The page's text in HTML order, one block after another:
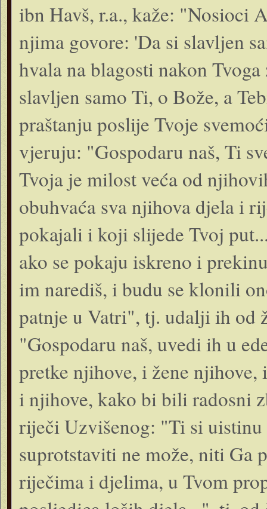
ibn Havš, r.a., kaže: "Nosioci
njima govore: 'Da si slavljen
hvala na blagosti nakon
slavljen samo Ti, o Bože, a
praštanju poslije Tvoje
vjeruju: "Gospodaru naš, Ti
Tvoja je milost veća od
obuhvaća sva njihova djela i
pokajali i koji slijede Tvoj
ako se pokaju iskreno i
im narediš, i budu se klonili
patnje u Vatri", tj. udalji ih od
"Gospodaru naš, uvedi ih u
pretke njihove, i žene
i njihove, kako bi bili radosni
riječi Uzvišenog: "Ti si
suprotstaviti ne može, niti Ga
riječima i djelima, u Tvom